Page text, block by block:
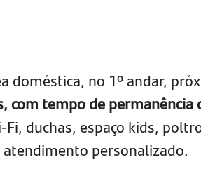
doméstica, no 1º andar,
com tempo de permanência
duchas, espaço kids,
personalizado.